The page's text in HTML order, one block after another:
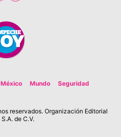
México Mundo Seguridad
reservados. Organización Editorial
de C.V.